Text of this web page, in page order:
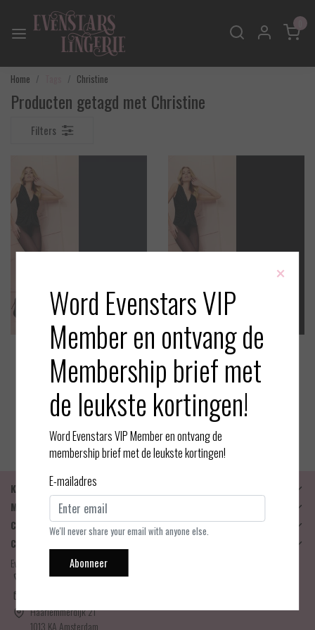
Home Christine
Producten getagd met Christine
Filters
Trasparenze
Christine - Panty - Antracite
30 Denier
EUR 12,95
Bekijken
Trasparenze
Christine - Panty - Zwart 30
Denier
EUR 12,95
Klantenservice
Mijn account
Categorieën
Contactgegevens
Evenstars Lingerie
06-25536043
Haarlemmerdijk 21
1013 KA Amsterdam
×
Word Evenstars VIP
Member en ontvang de
Membership brief met
de leukste kortingen!
Word Evenstars VIP Member en ontvang de
membership brief met de leukste kortingen!
E-mailadres
We'll never share your email with anyone else.
Abonneer